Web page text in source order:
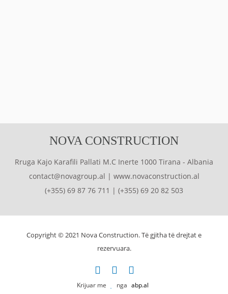
NOVA CONSTRUCTION
Rruga Kajo Karafili Pallati M.C Inerte 1000 Tirana - Albania
contact@novagroup.al | www.novaconstruction.al
(+355) 69 87 76 711 | (+355) 69 20 82 503
Copyright © 2021 Nova Construction. Të gjitha të drejtat e
rezervuara.
Krijuar me nga abp.al